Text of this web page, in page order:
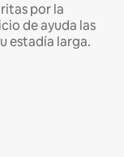
por la
de ayuda las
estadía larga.